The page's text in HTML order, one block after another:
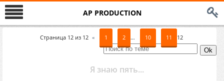
AP PRODUCTION
Страница 12из 12 « 1 2 … 10 11 12
Я знаю пять...